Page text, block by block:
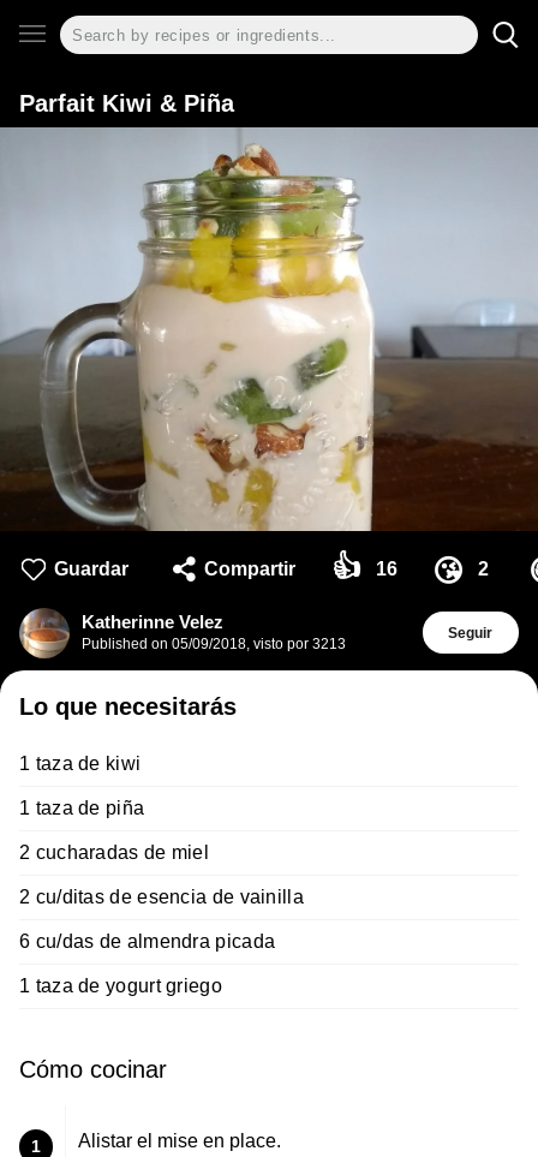
Parfait Kiwi & Piña
Guardar Compartir 👍 16 😘 2
Katherinne Velez
Published on 05/09/2018, visto por 3213
Seguir
Lo que necesitarás
1 taza de kiwi
1 taza de piña
2 cucharadas de miel
2 cu/ditas de esencia de vainilla
6 cu/das de almendra picada
1 taza de yogurt griego
Cómo cocinar
1 Alistar el mise en place.